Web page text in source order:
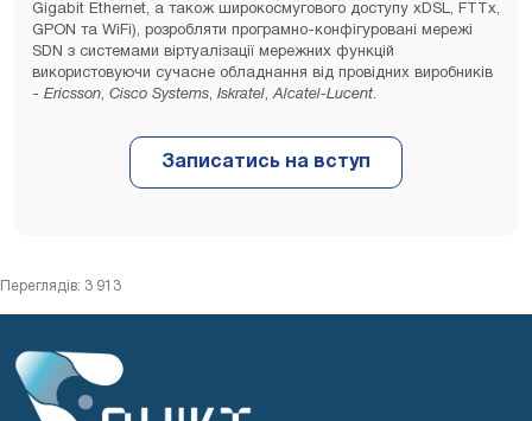
Gigabit Ethernet, а також широкосмугового доступу xDSL, FTTx,
GPON та WiFi), розробляти програмно-конфігуровані мережі
SDN з системами віртуалізації мережних функцій
використовуючи сучасне обладнання від провідних виробників
- Ericsson, Cisco Systems, Iskratel,Alcatel-Lucent.
Переглядів: 3 913